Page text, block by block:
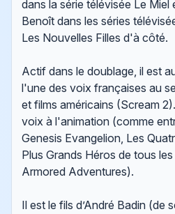
dans la série télévisée Le Miel
Benoît dans les séries
Les Nouvelles Filles d'à côté.
Actif dans le doublage, il est
l'une des voix françaises au
et films américains (Scream
voix à l'animation (comme
Genesis Evangelion, Les
Plus Grands Héros de tous
Armored Adventures).
Il est le fils d’André Badin (de